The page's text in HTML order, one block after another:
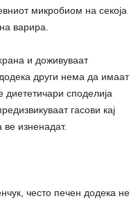
микробиом на секоја
варира.
и доживуваат
други нема да имаат
диететичари споделија
гасови кај
изненадат.
често печен додека не